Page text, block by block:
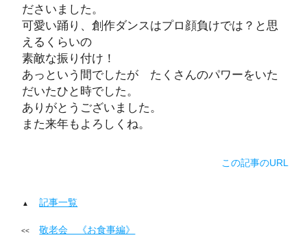
ださいました。
可愛い踊り、創作ダンスはプロ顔負けでは？と思
えるくらいの
素敵な振り付け！
あっという間でしたが たくさんのパワーをいた
だいたひと時でした。
ありがとうございました。
また来年もよろしくね。
この記事のURL
記事一覧
敬老会 《お食事編》